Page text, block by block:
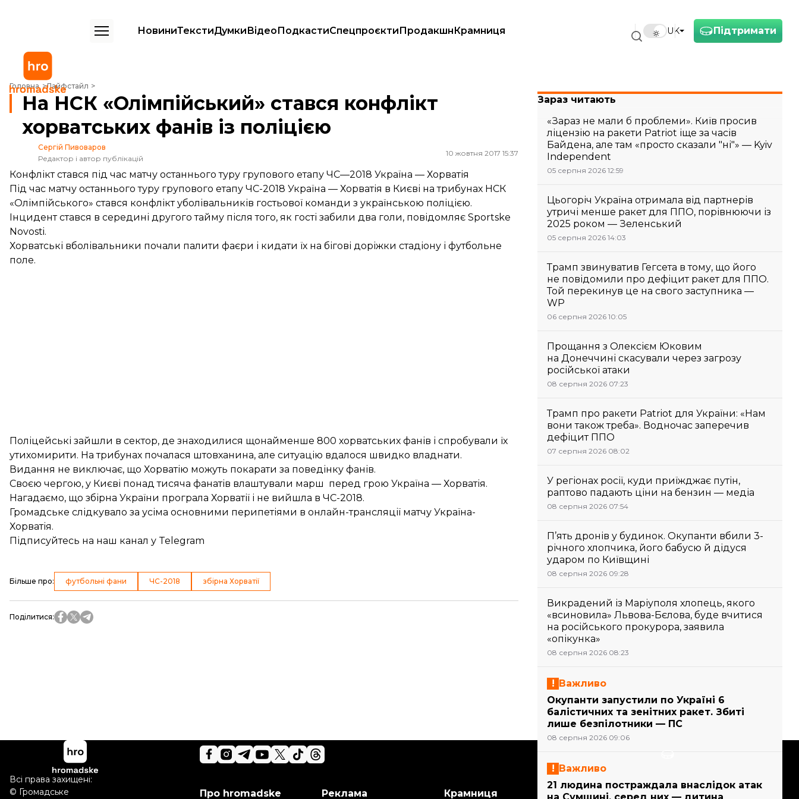
Підтримати
UK
НовиниТекстиДумкиВідеоПодкастиСпецпроєктиПродакшнКрамниця
Головна Лайфстайл
На НСК «Олімпійський» стався конфлікт хорватських фанів із поліцією
На НСК «Олімпійський» стався конфлікт
хорватських фанів із поліцією
Сергій Пивоваров
Редактор і автор публікацій
10 жовтня 2017 15:37
Конфлікт стався під час матчу останнього туру групового етапу ЧС—2018 Україна — Хорватія
Під час матчу останнього туру групового етапу ЧС-2018 Україна — Хорватія в Києві на трибунах НСК
«Олімпійського» стався конфлікт уболівальників гостьової команди з українською поліцією.
Інцидент стався в середині другого тайму після того, як гості забили два голи, повідомляє Sportske
Novosti.
Хорватські вболівальники почали палити фаєри і кидати їх на бігові доріжки стадіону і футбольне
поле.
Поліцейські зайшли в сектор, де знаходилися щонайменше 800 хорватських фанів і спробували їх
утихомирити. На трибунах почалася штовханина, але ситуацію вдалося швидко владнати.
Видання не виключає, що Хорватію можуть покарати за поведінку фанів.
Своєю чергою, у Києві понад тисяча фанатів влаштували марш перед грою Україна — Хорватія.
Нагадаємо, що збірна України програла Хорватії і не вийшла в ЧС-2018.
Громадське слідкувало за усіма основними перипетіями в онлайн-трансляції матчу Україна-
Хорватія.
Підписуйтесь на наш канал у Telegram
Більше про: футбольні фани ЧС-2018 збірна Хорватії
Поділитися:
Зараз читають
«Зараз не мали б проблеми». Київ просив
ліцензію на ракети Patriot іще за часів
Байдена, але там «просто сказали "ні"» — Kyiv
Independent
05 серпня 2026 12:59
Цьогоріч Україна отримала від партнерів
утричі менше ракет для ППО, порівнюючи із
2025 роком — Зеленський
05 серпня 2026 14:03
Трамп звинуватив Гегсета в тому, що його
не повідомили про дефіцит ракет для ППО.
Той перекинув це на свого заступника —
WP
06 серпня 2026 10:05
Прощання з Олексієм Юковим
на Донеччині скасували через загрозу
російської атаки
08 серпня 2026 07:23
Трамп про ракети Patriot для України: «Нам
вони також треба». Водночас заперечив
дефіцит ППО
07 серпня 2026 08:02
У регіонах росії, куди приїжджає путін,
раптово падають ціни на бензин — медіа
08 серпня 2026 07:54
П’ять дронів у будинок. Окупанти вбили 3-
річного хлопчика, його бабусю й дідуся
ударом по Київщині
08 серпня 2026 09:28
Викрадений із Маріуполя хлопець, якого
«всиновила» Львова-Бєлова, буде вчитися
на російського прокурора, заявила
«опікунка»
08 серпня 2026 08:23
Важливо
Окупанти запустили по Україні 6
балістичних та зенітних ракет. Збиті
лише безпілотники — ПС
08 серпня 2026 09:06
Важливо
21 людина постраждала внаслідок атак
Підтримай hromadske.
Про hromadske Реклама Крамниця
Всі права захищені:
© Громадське